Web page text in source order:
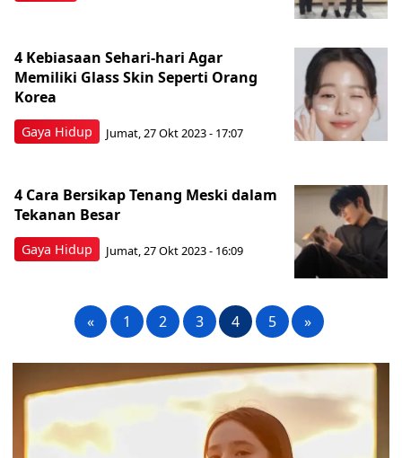
Gaya Hidup
4 Kebiasaan Sehari-hari Agar
Memiliki Glass Skin Seperti Orang
Korea
Jumat, 27 Okt 2023 - 17:07
Gaya Hidup
4 Cara Bersikap Tenang Meski dalam
Tekanan Besar
Jumat, 27 Okt 2023 - 16:09
« 1 2 3 4 5 »